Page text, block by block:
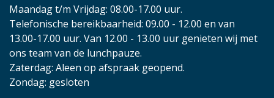
Maandag t/m Vrijdag: 08.00-17.00 uur.
Telefonische bereikbaarheid: 09.00 - 12.00 en van
13.00-17.00 uur. Van 12.00 - 13.00 uur genieten wij met
ons team van de lunchpauze.
Zaterdag: Aleen op afspraak geopend.
Zondag: gesloten